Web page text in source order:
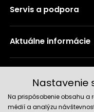
Servis a podpora
Aktuálne informácie
Nastavenie
Na prispôsobenie obsahu a
médií a analýzu